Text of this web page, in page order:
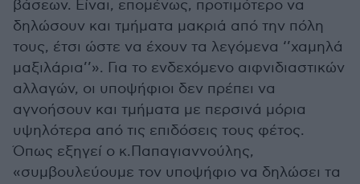
βάσεων. Είναι, επομένως, προτιμότερο να
δηλώσουν και τμήματα μακριά από την πόλη
τους, έτσι ώστε να έχουν τα λεγόμενα ‘’χαμηλά
μαξιλάρια’’». Για το ενδεχόμενο αιφνιδιαστικών
αλλαγών, οι υποψήφιοι δεν πρέπει να
αγνοήσουν και τμήματα με περσινά μόρια
υψηλότερα από τις επιδόσεις τους φέτος.
Όπως εξηγεί ο κ.Παπαγιαννούλης,
«συμβουλεύουμε τον υποψήφιο να δηλώσει τα